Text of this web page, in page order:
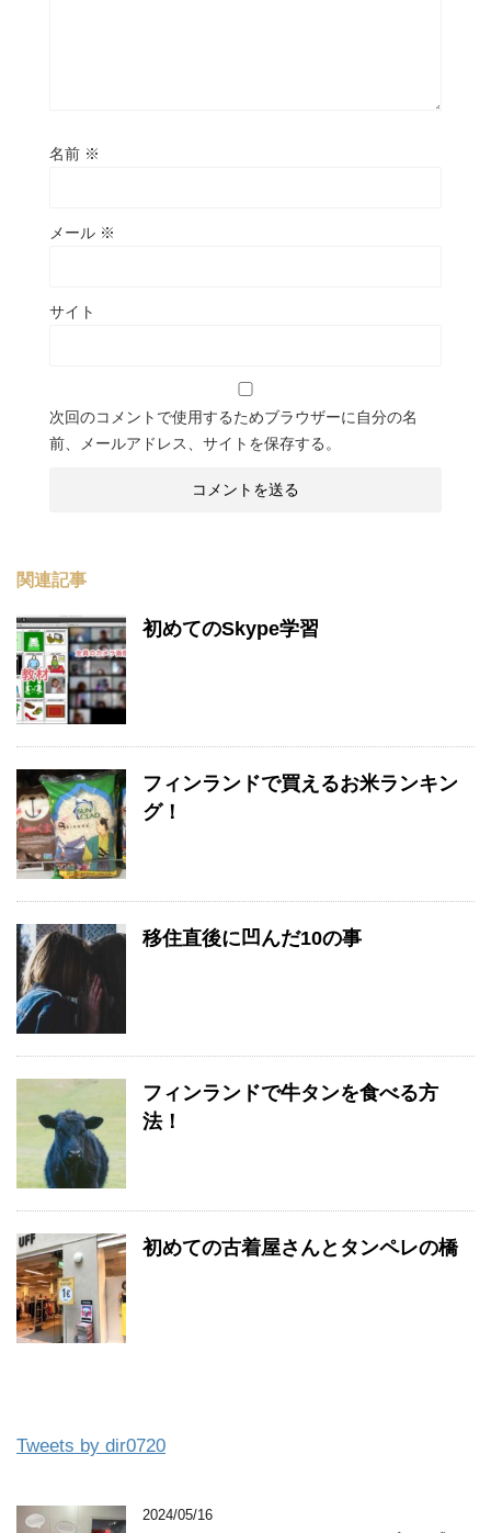
名前 ※
メール ※
サイト
次回のコメントで使用するためブラウザーに自分の名
前、メールアドレス、サイトを保存する。
関連記事
初めてのSkype学習
フィンランドで買えるお米ランキン
グ！
移住直後に凹んだ10の事
フィンランドで牛タンを食べる方
法！
初めての古着屋さんとタンペレの橋
Tweets by dir0720
2024/05/16